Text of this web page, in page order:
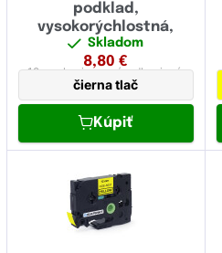
podklad,
vysokorýchlostná,
extrémne adhézna
Skladom
8,80 €
12 mmlaminovaná,adhezivná,
vysokorychlostná
čierna tlač
Kúpiť